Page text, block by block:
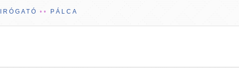
PÁLCA